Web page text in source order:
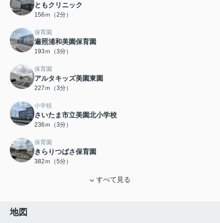
ともクリニック
156ｍ（2分）
保育園
遍照浦和美園保育園
193ｍ（3分）
保育園
アルタキッズ美園東園
227ｍ（3分）
小学校
さいたま市立美園北小学校
236ｍ（3分）
保育園
きらりつばさ保育園
382ｍ（5分）
すべて見る
地図